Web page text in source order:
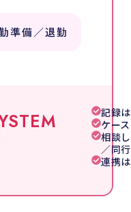
準備／退勤
記録
ケー
相談
／同
連携